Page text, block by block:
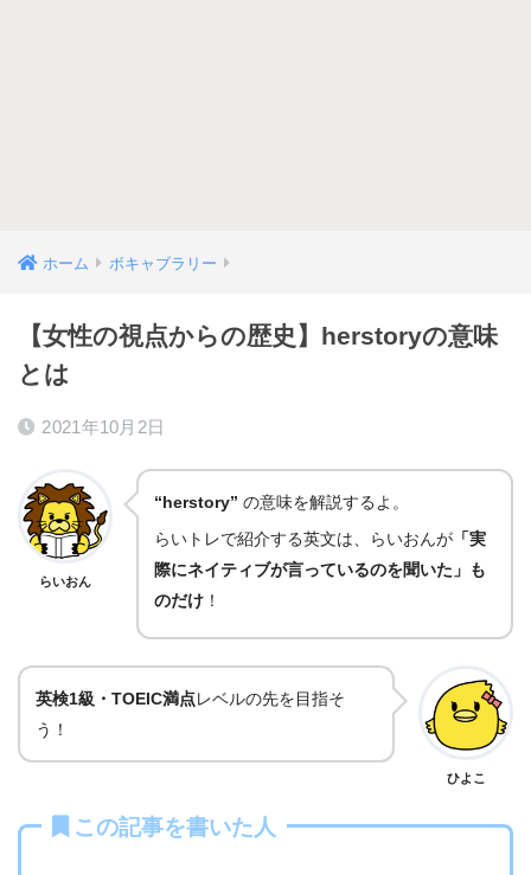
ホーム ボキャブラリー
【女性の視点からの歴史】herstoryの意味
とは
2021年10月2日
らいおん
“herstory” の意味を解説するよ。
らいトレで紹介する英文は、らいおんが 「実
際にネイティブが言っているのを聞いた」も
のだけ ！
英検1級・TOEIC満点レベルの先を目指そ
う！
ひよこ
この記事を書いた人